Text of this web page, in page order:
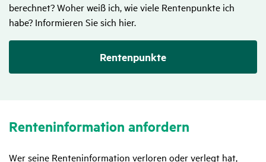
berechnet? Woher weiß ich, wie viele Rentenpunkte ich
habe? Informieren Sie sich hier.
Rentenpunkte
Renten­in­for­ma­tion anfor­dern
Wer seine Renteninformation verloren oder verlegt hat,